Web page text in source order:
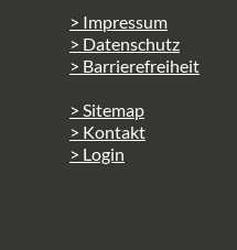
> Impressum
> Datenschutz
> Barrierefreiheit
> Sitemap
> Kontakt
> Login